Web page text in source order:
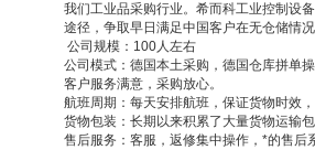
我们工业品采购行业。希而科工业控制设
途径，争取早日满足中国客户在无仓储情
公司规模：100人左右
公司模式：德国本土采购，德国仓库拼单
客户服务满意，采购放心。
航班周期：每天安排航班，保证货物时效，
货物包装：长期以来积累了大量货物运输
售后服务：客服，返修集中操作，*的售后